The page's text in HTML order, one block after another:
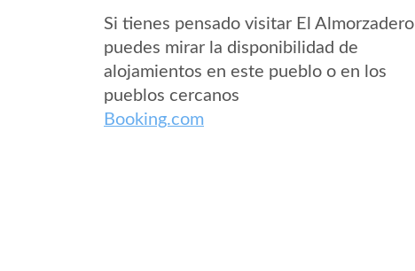
Si tienes pensado visitar El Almorzadero
puedes mirar la disponibilidad de
alojamientos en este pueblo o en los
pueblos cercanos
Booking.com